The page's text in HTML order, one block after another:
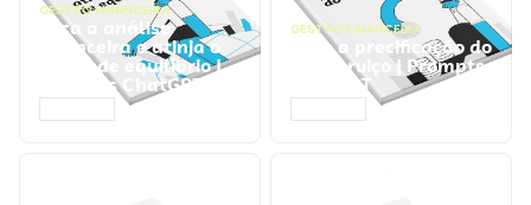
GESTÃO FINANCEIRA
Faça a análise
financeira e atinja o
ponto de equilíbrio |
Prompts ChatGPT
GESTÃO FINANCEIRA
Faça a precificação do
seu serviço | Prompts
ChatGPT